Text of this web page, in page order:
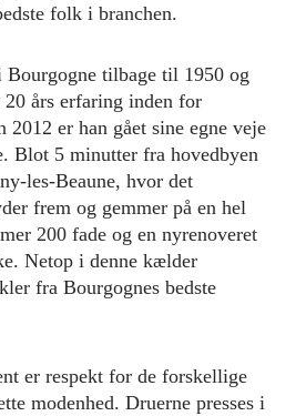
folk i branchen.
tilbage til 1950 og
20 års erfaring inden for
er han gået sine egne veje
Blot 5 minutter fra hovedbyen
les-Beaune, hvor det
frem og gemmer på en hel
200 fade og en nyrenoveret
Netop i denne kælder
fra Bourgognes bedste
er respekt for de forskellige
modenhed. Druerne presses i